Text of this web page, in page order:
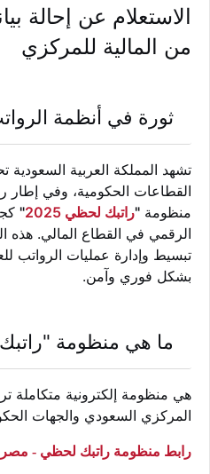
الاستعلام عن إحالة
من المالية للمركزي
ثورة في أنظمة
تشهد المملكة العربية
منظومة "راتبك لحظي 2025 "
الرقمي في القطاع المالي. هذه
تبسيط وإدارة عمليات الرواتب
بشكل فوري وآمن.
ما هي منظومة "راتبك
هي منظومة إلكترونية متكاملة
المركزي السعودي والجهات
رابط منظومة راتبك لحظي -